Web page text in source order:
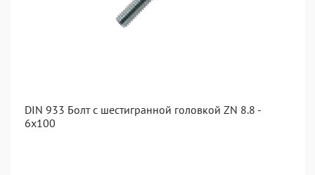
DIN 933 Болт с шестигранной головкой ZN 8.8 -
6x100